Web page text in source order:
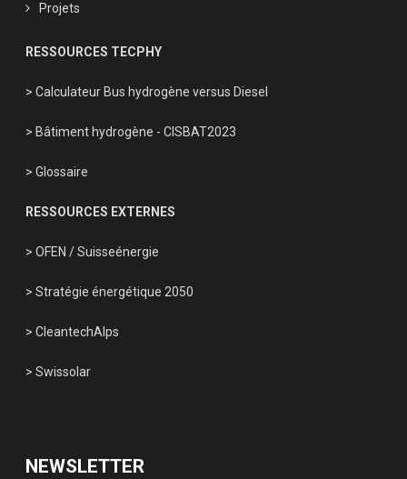
Projets
RESSOURCES TECPHY
> Calculateur Bus hydrogène versus Diesel
> Bâtiment hydrogène - CISBAT2023
> Glossaire
RESSOURCES EXTERNES
> OFEN /Suisseénergie
> Stratégie énergétique 2050
> CleantechAlps
> Swissolar
NEWSLETTER